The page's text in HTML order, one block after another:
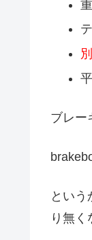
ブレー
とい
り無く